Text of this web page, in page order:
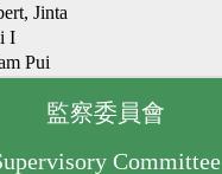
Jinta
I
Pui
監察委員會
Committee